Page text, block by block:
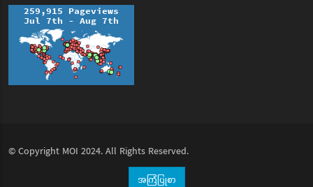
© Copyright MOI 2024. All Rights Reserved.
အကြံပြုစာ